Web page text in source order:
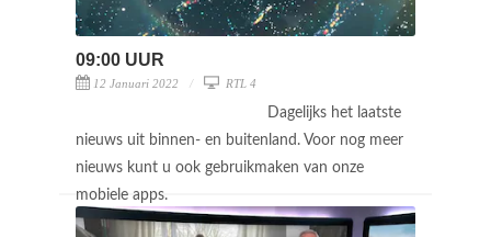
09:00 UUR
12 Januari 2022 RTL 4
Dagelijks het laatste
nieuws uit binnen- en buitenland. Voor nog meer
nieuws kunt u ook gebruikmaken van onze
mobiele apps.